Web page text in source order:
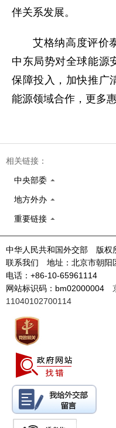
伴关系发展。
艾格纳高度评价
中东局势对全球能源
保障投入，加快推广
能源领域合作，更多
相关链接：
中央部委
地方外办
重要链接
中华人民共和国外交部 版权
联系我们 地址：北京市朝
电话：+86-10-65961114
网站标识码：bm02000004
11040102700114